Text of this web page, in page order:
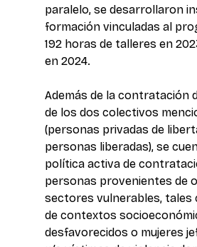
paralelo, se desarrollaron
formación vinculadas al
192 horas de talleres en
en 2024.
Además de la contratación
de los dos colectivos
(personas privadas de
personas liberadas), se
política activa de
personas provenientes de
sectores vulnerables, tales
de contextos
desfavorecidos o mujeres